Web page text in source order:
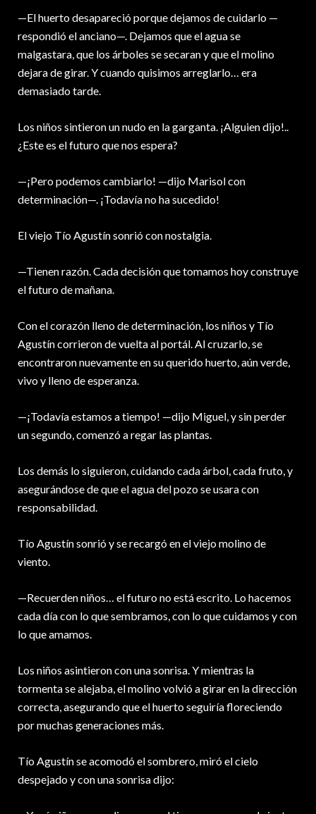
—El huerto desapareció porque dejamos de cuidarlo —
respondió el anciano—. Dejamos que el agua se
malgastara, que los árboles se secaran y que el molino
dejara de girar. Y cuando quisimos arreglarlo… era
demasiado tarde.
Los niños sintieron un nudo en la garganta. ¡Alguien dijo!..
¿Este es el futuro que nos espera?
—¡Pero podemos cambiarlo! —dijo Marisol con
determinación—. ¡Todavía no ha sucedido!
El viejo Tío Agustín sonrió con nostalgia.
—Tienen razón. Cada decisión que tomamos hoy construye
el futuro de mañana.
Con el corazón lleno de determinación, los niños y Tío
Agustín corrieron de vuelta al portál. Al cruzarlo, se
encontraron nuevamente en su querido huerto, aún verde,
vivo y lleno de esperanza.
—¡Todavía estamos a tiempo! —dijo Miguel, y sin perder
un segundo, comenzó a regar las plantas.
Los demás lo siguieron, cuidando cada árbol, cada fruto, y
asegurándose de que el agua del pozo se usara con
responsabilidad.
Tío Agustín sonrió y se recargó en el viejo molino de
viento.
—Recuerden niños… el futuro no está escrito. Lo hacemos
cada día con lo que sembramos, con lo que cuidamos y con
lo que amamos.
Los niños asintieron con una sonrisa. Y mientras la
tormenta se alejaba, el molino volvió a girar en la dirección
correcta, asegurando que el huerto seguiría floreciendo
por muchas generaciones más.
Tío Agustín se acomodó el sombrero, miró el cielo
despejado y con una sonrisa dijo: